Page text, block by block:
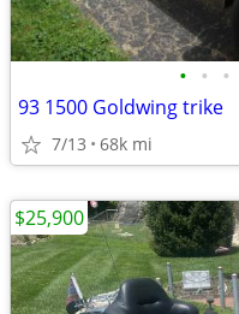
• • •
93 1500 Goldwing trike
7/13 68k mi
$25,900